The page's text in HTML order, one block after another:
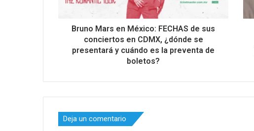
Bruno Mars en México: FECHAS de sus
conciertos en CDMX, ¿dónde se
presentará y cuándo es la preventa de
boletos?
Deja un comentario